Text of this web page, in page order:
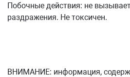
Побочные действия: не
раздражения. Не токсичен.
ВНИМАНИЕ: информация,